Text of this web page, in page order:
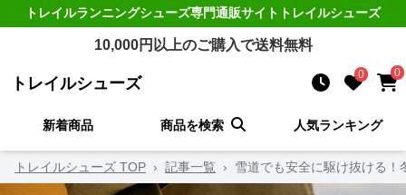
トレイルランニングシューズ専門通販サイト トレイルシューズ
10,000円以上のご購入で送料無料
トレイルシューズ 0 0
新着商品 商品を検索 人気ランキング
トレイルシューズ TOP › 記事一覧 › 雪道でも安全に駆け抜ける